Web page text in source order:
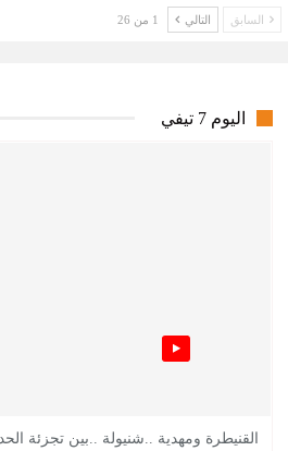
السابق التالي 1 من 26
اليوم 7 تيفي
القنيطرة ومهدية ..شنيولة ..بين تجزئة